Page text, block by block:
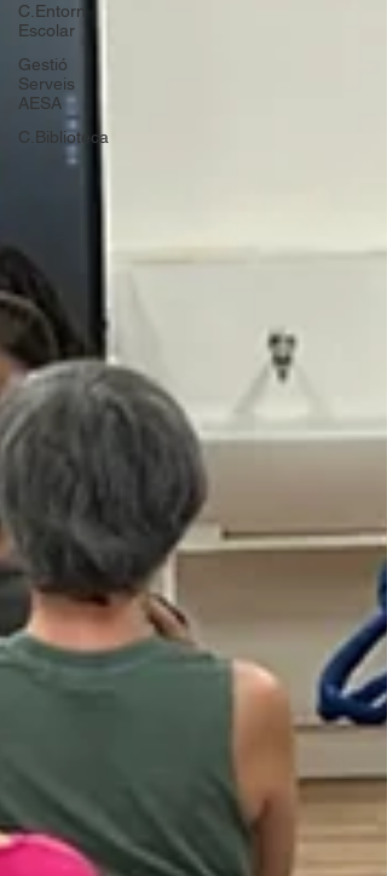
C.Entorn
Escolar
Gestió
Serveis
AESA
C.Biblioteca